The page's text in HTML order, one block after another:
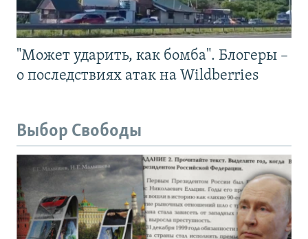
"Может ударить, как бомба". Блогеры –
о последствиях атак на Wildberries
Выбор Свободы